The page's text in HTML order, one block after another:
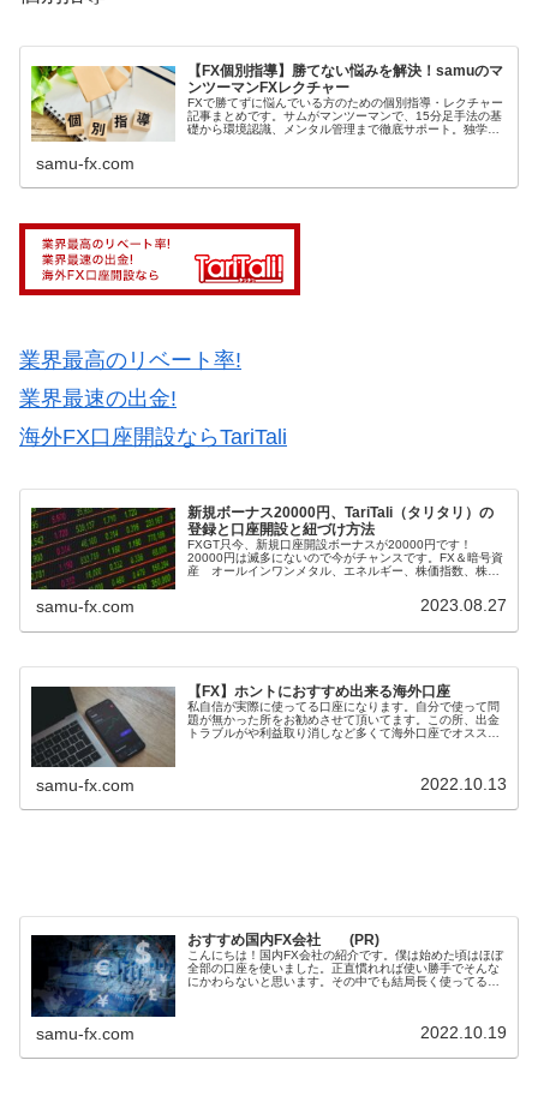
【FX個別指導】勝てない悩みを解決！samuのマ
ンツーマンFXレクチャー
FXで勝てずに悩んでいる方のための個別指導・レクチャー
記事まとめです。サムがマンツーマンで、15分足手法の基
礎から環境認識、メンタル管理まで徹底サポート。独学で
samu-fx.com
業界最高のリベート率!
業界最速の出金!
海外FX口座開設ならTariTali
新規ボーナス20000円、TariTali（タリタリ）の
登録と口座開設と紐づけ方法
FXGT只今、新規口座開設ボーナスが20000円です！
20000円は滅多にないので今がチャンスです。FX＆暗号資
産 オールインワンメタル、エネルギー、株価指数、株式
samu-fx.com 2023.08.27
【FX】ホントにおすすめ出来る海外口座
私自信が実際に使ってる口座になります。自分で使って問
題が無かった所をお勧めさせて頂いてます。この所、出金
トラブルがや利益取り消しなど多くて海外口座でオススメ
samu-fx.com 2022.10.13
おすすめ国内FX会社 (PR)
こんにちは！国内FX会社の紹介です。僕は始めた頃はほぼ
全部の口座を使いました。正直慣れれば使い勝手でそんな
にかわらないと思います。その中でも結局長く使ってる会
samu-fx.com 2022.10.19